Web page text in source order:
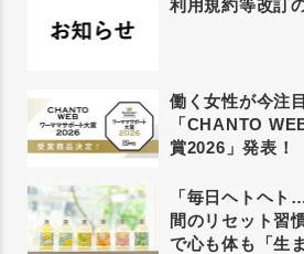
利用規約等改訂
働く女性が今注
「CHANTO
賞2026」発表！
「毎日ヘトヘ
間のリセット習
で心も体も「生